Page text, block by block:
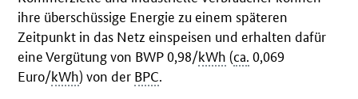
ihre überschüssige Energie zu einem späteren
Zeitpunkt in das Netz einspeisen und erhalten dafür
eine Vergütung von BWP 0,98/kWh (ca. 0,069
Euro/kWh) von der BPC.